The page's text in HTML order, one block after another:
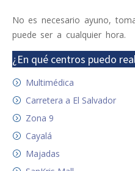
No es necesario ayuno,
puede ser a cualquier hora.
¿En qué centros puedo
Multimédica
Carretera a El Salvador
Zona 9
Cayalá
Majadas